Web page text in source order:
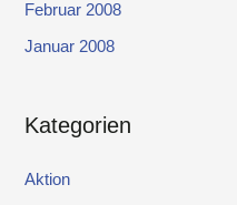
Februar 2008
Januar 2008
Kategorien
Aktion